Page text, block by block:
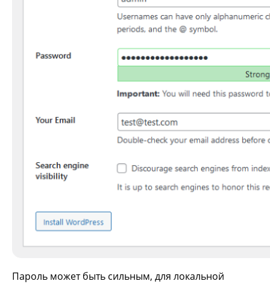
Пароль может быть сильным, для локальной